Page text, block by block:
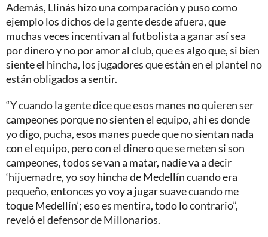
Además, Llinás hizo una comparación y puso como
ejemplo los dichos de la gente desde afuera, que
muchas veces incentivan al futbolista a ganar así sea
por dinero y no por amor al club, que es algo que, si bien
siente el hincha, los jugadores que están en el plantel no
están obligados a sentir.
“Y cuando la gente dice que esos manes no quieren ser
campeones porque no sienten el equipo, ahí es donde
yo digo, pucha, esos manes puede que no sientan nada
con el equipo, pero con el dinero que se meten si son
campeones, todos se van a matar, nadie va a decir
‘hijuemadre, yo soy hincha de Medellín cuando era
pequeño, entonces yo voy a jugar suave cuando me
toque Medellín’; eso es mentira, todo lo contrario”,
reveló el defensor de Millonarios.